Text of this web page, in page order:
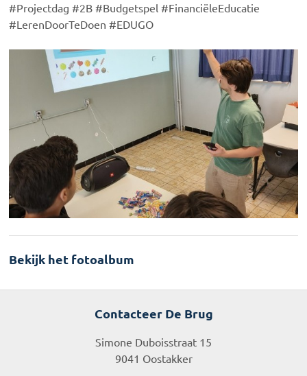
#Projectdag #2B #Budgetspel #FinanciëleEducatie
#LerenDoorTeDoen #EDUGO
Bekijk het fotoalbum
Contacteer De Brug
Simone Duboisstraat 15
9041 Oostakker